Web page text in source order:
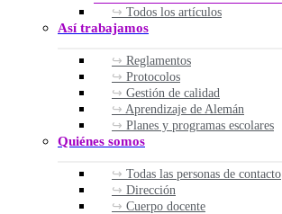
Todos los artículos
Así trabajamos
Reglamentos
Protocolos
Gestión de calidad
Aprendizaje de Alemán
Planes y programas escolares
Quiénes somos
Todas las personas de contacto
Dirección
Cuerpo docente